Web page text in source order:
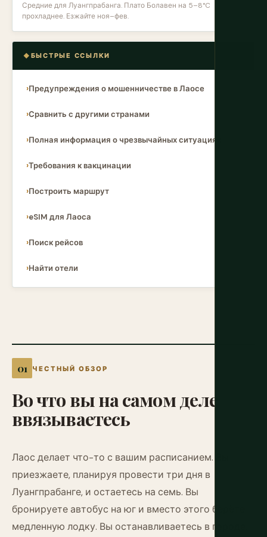
ЧЕСТНЫЙ ОБЗОР
Вочтовынасамом деле
ввязываетесь
Лаос делает что-то с вашим расписанием. Вы
приезжаете, планируя провести три дня в
Луангпрабанге, и остаетесь на семь. Вы
бронируете автобус на юг и вместо этого берёте
медленную лодку. Вы останавливаетесь в городе,
Средние для Луангпрабанга. Плато Болавен на 5–8°C
прохладнее. Езжайте ноя–фев.
БЫСТРЫЕ ССЫЛКИ
Предупреждения о мошенничестве в Лаосе
Сравнить с другими странами
Полная информация о чрезвычайных ситуациях
Требования к вакцинации
Построить маршрут
eSIM для Лаоса
Поиск рейсов
Найти отели